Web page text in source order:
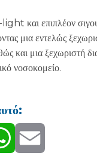
Ένα τέτοιο κτίριο
και επιπλέον
μια εντελώς
και μια ξεχωριστή
νοσοκομείο.